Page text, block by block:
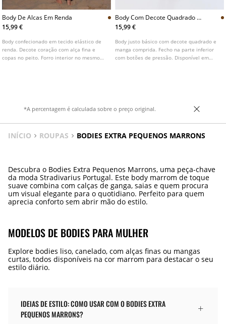
Body De Alcas Em Renda
15,99 €
Body confecionado em tecido elástico de
renda. Decote coração com alça fina e
copas no peito. Forro interior no mesmo
Body Com Decote Quadrado E
Manga Comprida
15,99 €
Body justo básico com decote quadrado e
manga comprida. Fecho na parte inferior
com botões de pressão. Disponível em
*A percentagem é calculada sobre o preço original.
INÍCIO ROUPAS BODIES EXTRA PEQUENOS MARRONS
Descubra o Bodies Extra Pequenos Marrons, uma peça-chave
da moda Stradivarius Portugal. Este body marrom de toque
suave combina com calças de ganga, saias e quem procura
um visual elegante para o quotidiano. Perfeito para quem
aprecia conforto sem abrir mão do estilo.
MODELOS DE BODIES PARA MULHER
Explore bodies liso, canelado, com alças finas ou mangas
curtas, todos disponíveis na cor marrom para destacar o seu
estilo diário.
IDEIAS DE ESTILO: COMO USAR COM O BODIES EXTRA
PEQUENOS MARRONS?